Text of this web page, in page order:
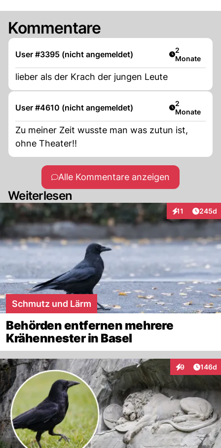
Kommentare
User #3395 (nicht angemeldet) Artikel
2
Monate
lieber als der Krach der jungen Leute
User #4610 (nicht angemeldet) Artikel
2
Monate
Zu meiner Zeit wusste man was zutun ist,
ohne Theater!!
Alle Kommentare anzeigen
Weiterlesen
11
Interaktionen
245d
Schmutz und Lärm
Behörden entfernen mehrere
Krähennester in Basel
9
Interaktionen
146d